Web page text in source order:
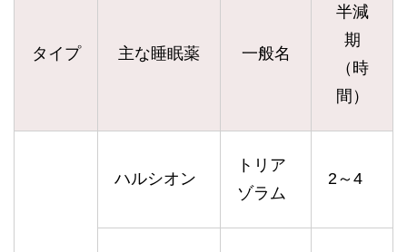
タイプ 主な睡眠薬 一般名
半減
期
（時
間）
ハルシオン
トリア
ゾラム
2～4